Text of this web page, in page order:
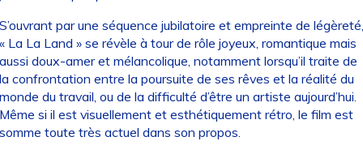
par une séquence jubilatoire et empreinte de légèreté,
La La Land » se révèle à tour de rôle joyeux, romantique mais
doux-amer et mélancolique, notamment lorsqu’il traite de
confrontation entre la poursuite de ses rêves et la réalité du
du travail, ou de la difficulté d’être un artiste aujourd’hui.
si il est visuellement et esthétiquement rétro, le film est
toute très actuel dans son propos.